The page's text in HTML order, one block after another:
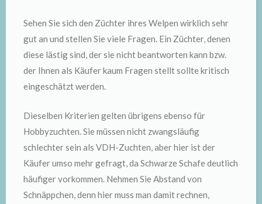
Sehen Sie sich den Züchter ihres Welpen wirklich sehr
gut an und stellen Sie viele Fragen. Ein Züchter, denen
diese lästig sind, der sie nicht beantworten kann bzw.
der Ihnen als Käufer kaum Fragen stellt sollte kritisch
eingeschätzt werden.
Dieselben Kriterien gelten übrigens ebenso für
Hobbyzuchten. Sie müssen nicht zwangsläufig
schlechter sein als VDH-Zuchten, aber hier ist der
Käufer umso mehr gefragt, da Schwarze Schafe deutlich
häufiger vorkommen. Nehmen Sie Abstand von
Schnäppchen, denn hier muss man damit rechnen,